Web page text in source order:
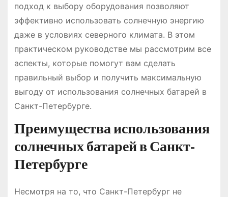
подход к выбору оборудования позволяют
эффективно использовать солнечную энергию
даже в условиях северного климата. В этом
практическом руководстве мы рассмотрим все
аспекты, которые помогут вам сделать
правильный выбор и получить максимальную
выгоду от использования солнечных батарей в
Санкт-Петербурге.
Преимущества использования
солнечных батарей в Санкт-
Петербурге
Несмотря на то, что Санкт-Петербург не